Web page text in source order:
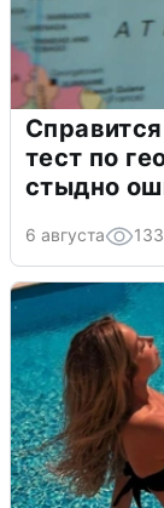
тест по
стыдно
6 августа 133